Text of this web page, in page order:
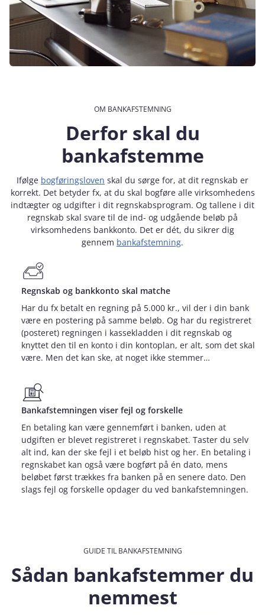
OM BANKAFSTEMNING
Derfor skal du
bankafstemme
Ifølge bogføringsloven skal du sørge for, at dit regnskab er
korrekt. Det betyder fx, at du skal bogføre alle virksomhedens
indtægter og udgifter i dit regnskabsprogram. Og tallene i dit
regnskab skal svare til de ind- og udgående beløb på
virksomhedens bankkonto. Det er dét, du sikrer dig
gennem bankafstemning.
Regnskab og bankkonto skal matche
Har du fx betalt en regning på 5.000 kr., vil der i din bank
være en postering på samme beløb. Og har du registreret
(posteret) regningen i kassekladden i dit regnskab og
knyttet den til en konto i din kontoplan, er alt, som det skal
være. Men det kan ske, at noget ikke stemmer…
Bankafstemningen viser fejl og forskelle
En betaling kan være gennemført i banken, uden at
udgiften er blevet registreret i regnskabet. Taster du selv
alt ind, kan der ske fejl i et beløb hist og her. En betaling i
regnskabet kan også være bogført på én dato, mens
beløbet først trækkes fra banken på en senere dato. Den
slags fejl og forskelle opdager du ved bankafstemningen.
GUIDE TIL BANKAFSTEMNING
Sådan bankafstemmer du
nemmest